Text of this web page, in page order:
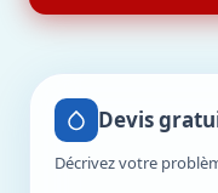
Devis
Décrivez votre